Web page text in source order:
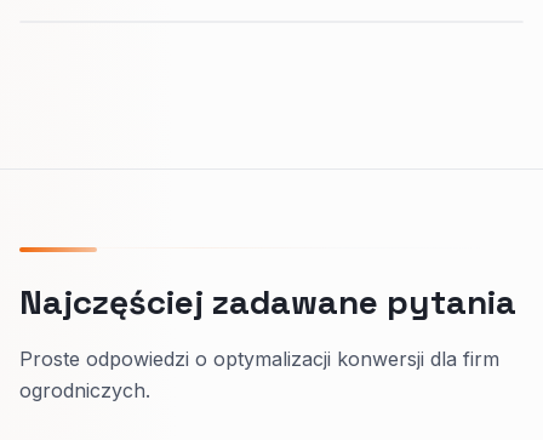
Najczęściej zadawane pytania
Proste odpowiedzi o optymalizacji konwersji dla firm
ogrodniczych.